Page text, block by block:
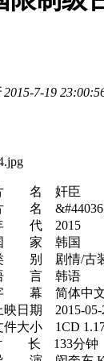
7-19
名 奸臣
名
代 2015
家 韩国
别 剧情/古
言 韩语
幕 简体中文
日期 2015-05-
大小 1CD
长 133分钟